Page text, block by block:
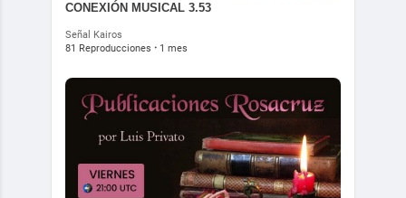
CONEXIÓN MUSICAL 3.53
Señal Kairos
81 Reproducciones · 1 mes